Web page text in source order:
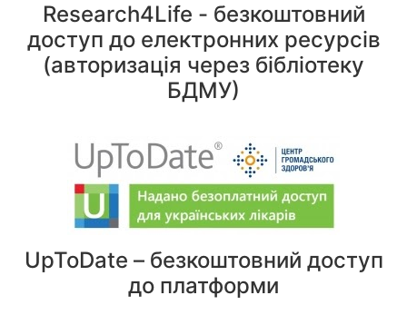
Research4Life - безкоштовний
доступ до електронних ресурсів
(авторизація через бібліотеку
БДМУ)
UpToDate – безкоштовний доступ
до платформи